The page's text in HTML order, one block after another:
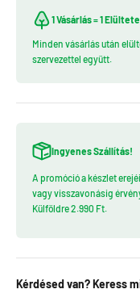
1 Vásárlás = 1
Minden vásárlás után
szervezettel együtt.
Ingyenes Szállítás!
A promóció a készlet
vagy visszavonásig
Külföldre 2.990 Ft.
Kérdésed van? Keress